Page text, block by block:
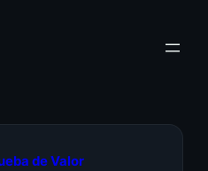
de Valor